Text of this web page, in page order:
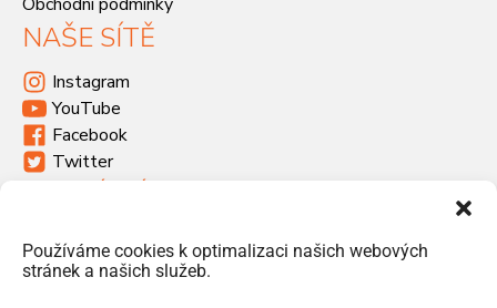
Používáme cookies k optimalizaci našich webových
stránek a našich služeb.
NAŠE SÍTĚ
Instagram
YouTube
Facebook
Twitter
Havlíčkova 46, 533 03 Dašice
+420 466 951 103